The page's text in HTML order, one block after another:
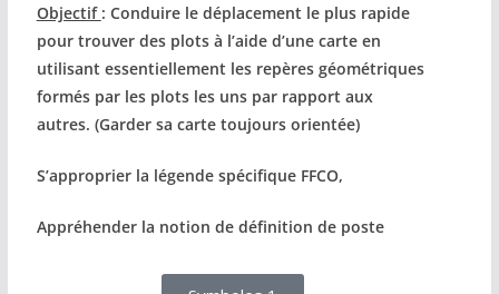
Objectif : Conduire le déplacement le plus rapide
pour trouver des plots à l’aide d’une carte en
utilisant essentiellement les repères géométriques
formés par les plots les uns par rapport aux
autres. (Garder sa carte toujours orientée)
S’approprier la légende spécifique FFCO,
Appréhender la notion de définition de poste